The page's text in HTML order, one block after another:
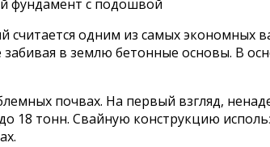
фундамент с подошвой
одним из самых экономных
в землю бетонные основы. В
почвах. На первый взгляд,
18 тонн. Свайную конструкцию